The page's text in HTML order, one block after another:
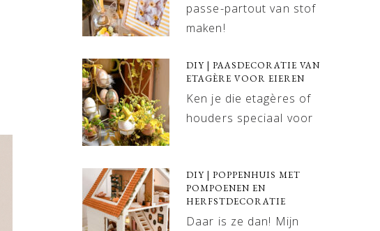
passe-partout van stof
maken!
DIY | PAASDECORATIE VAN
ETAGÈRE VOOR EIEREN
Ken je die etagères of
houders speciaal voor
DIY | POPPENHUIS MET
POMPOENEN EN
HERFSTDECORATIE
Daar is ze dan! Mijn